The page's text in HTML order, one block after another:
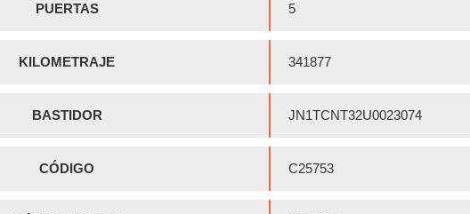
PUERTAS 5
KILOMETRAJE 341877
BASTIDOR JN1TCNT32U0023074
CÓDIGO C25753